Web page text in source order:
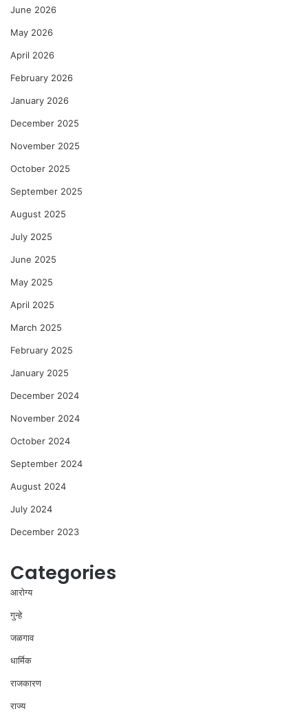
June 2026
May 2026
April 2026
February 2026
January 2026
December 2025
November 2025
October 2025
September 2025
August 2025
July 2025
June 2025
May 2025
April 2025
March 2025
February 2025
January 2025
December 2024
November 2024
October 2024
September 2024
August 2024
July 2024
December 2023
Categories
आरोग्य
गुन्हे
जळगाव
धार्मिक
राजकारण
राज्य